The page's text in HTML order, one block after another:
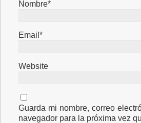
Nombre*
Email*
Website
Guarda mi nombre, correo
navegador para la próxima vez